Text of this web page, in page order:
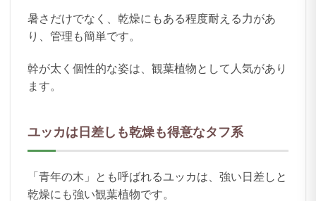
暑さだけでなく、乾燥にもある程度耐える力があ
り、管理も簡単です。
幹が太く個性的な姿は、観葉植物として人気があり
ます。
ユッカは日差しも乾燥も得意なタフ系
「青年の木」とも呼ばれるユッカは、強い日差しと
乾燥にも強い観葉植物です。